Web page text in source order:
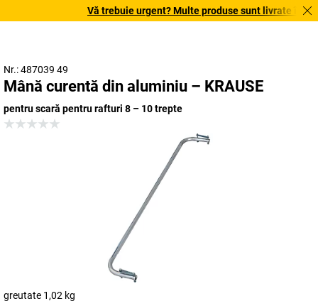
Vă trebuie urgent? Multe produse sunt livrate în
Nr.: 487039 49
Mână curentă din aluminiu – KRAUSE
pentru scară pentru rafturi 8 – 10 trepte
greutate 1,02 kg